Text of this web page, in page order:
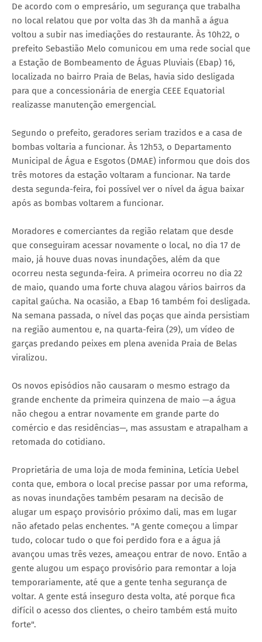
De acordo com o empresário, um segurança que trabalha
no local relatou que por volta das 3h da manhã a água
voltou a subir nas imediações do restaurante. Às 10h22, o
prefeito Sebastião Melo comunicou em uma rede social que
a Estação de Bombeamento de Águas Pluviais (Ebap) 16,
localizada no bairro Praia de Belas, havia sido desligada
para que a concessionária de energia CEEE Equatorial
realizasse manutenção emergencial.
Segundo o prefeito, geradores seriam trazidos e a casa de
bombas voltaria a funcionar. Às 12h53, o Departamento
Municipal de Água e Esgotos (DMAE) informou que dois dos
três motores da estação voltaram a funcionar. Na tarde
desta segunda-feira, foi possível ver o nível da água baixar
após as bombas voltarem a funcionar.
Moradores e comerciantes da região relatam que desde
que conseguiram acessar novamente o local, no dia 17 de
maio, já houve duas novas inundações, além da que
ocorreu nesta segunda-feira. A primeira ocorreu no dia 22
de maio, quando uma forte chuva alagou vários bairros da
capital gaúcha. Na ocasião, a Ebap 16 também foi desligada.
Na semana passada, o nível das poças que ainda persistiam
na região aumentou e, na quarta-feira (29), um vídeo de
garças predando peixes em plena avenida Praia de Belas
viralizou.
Os novos episódios não causaram o mesmo estrago da
grande enchente da primeira quinzena de maio —a água
não chegou a entrar novamente em grande parte do
comércio e das residências—, mas assustam e atrapalham a
retomada do cotidiano.
Proprietária de uma loja de moda feminina, Letícia Uebel
conta que, embora o local precise passar por uma reforma,
as novas inundações também pesaram na decisão de
alugar um espaço provisório próximo dali, mas em lugar
não afetado pelas enchentes. "A gente começou a limpar
tudo, colocar tudo o que foi perdido fora e a água já
avançou umas três vezes, ameaçou entrar de novo. Então a
gente alugou um espaço provisório para remontar a loja
temporariamente, até que a gente tenha segurança de
voltar. A gente está inseguro desta volta, até porque fica
difícil o acesso dos clientes, o cheiro também está muito
forte".